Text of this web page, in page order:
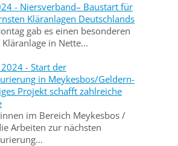
- Niersverband– Baustart für
Kläranlagen Deutschlands
gab es einen besonderen
in Nette...
- Start der
in Meykesbos/Geldern-
Projekt schafft zahlreiche
im Bereich Meykesbos /
Arbeiten zur nächsten